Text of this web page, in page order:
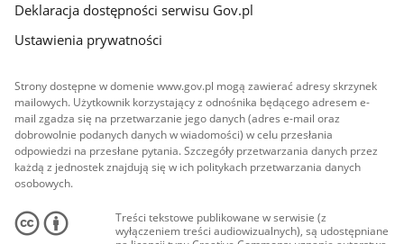
Deklaracja dostępności serwisu Gov.pl
Ustawienia prywatności
Strony dostępne w domenie www.gov.pl mogą zawierać adresy skrzynek
mailowych. Użytkownik korzystający z odnośnika będącego adresem e-
mail zgadza się na przetwarzanie jego danych (adres e-mail oraz
dobrowolnie podanych danych w wiadomości) w celu przesłania
odpowiedzi na przesłane pytania. Szczegóły przetwarzania danych przez
każdą z jednostek znajdują się w ich politykach przetwarzania danych
osobowych.
Treści tekstowe publikowane w serwisie (z
wyłączeniem treści audiowizualnych), są udostępniane